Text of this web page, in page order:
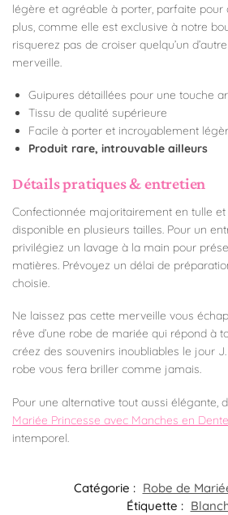
légère et agréable à porter, parfaite pour
plus, comme elle est exclusive à notre
risquerez pas de croiser quelqu’un
merveille.
Guipures détaillées pour une touche
Tissu de qualité supérieure
Facile à porter et incroyablement
Produit rare, introuvable ailleurs
Détails pratiques & entretien
Confectionnée majoritairement en tulle
disponible en plusieurs tailles. Pour un
privilégiez un lavage à la main pour
matières. Prévoyez un délai de
choisie.
Ne laissez pas cette merveille vous
rêve d’une robe de mariée qui répond à
créez des souvenirs inoubliables le jour
robe vous fera briller comme jamais.
Pour une alternative tout aussi élégante,
Mariée Princesse avec Manches en
intemporel.
Catégorie : Robe de
Étiquette :